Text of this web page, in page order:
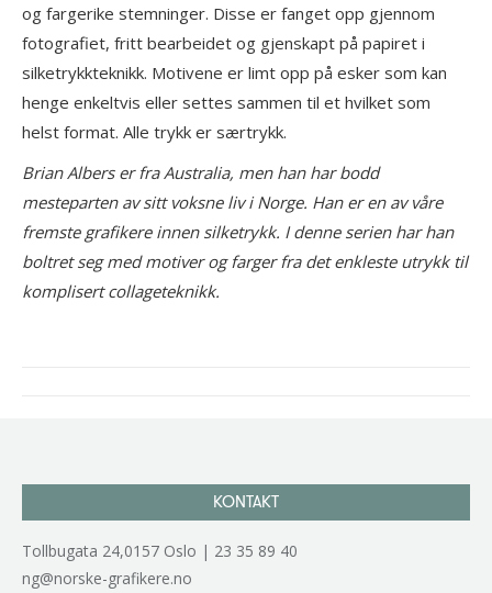
og fargerike stemninger. Disse er fanget opp gjennom
fotografiet, fritt bearbeidet og gjenskapt på papiret i
silketrykkteknikk. Motivene er limt opp på esker som kan
henge enkeltvis eller settes sammen til et hvilket som
helst format. Alle trykk er særtrykk.
Brian Albers er fra Australia, men han har bodd
mesteparten av sitt voksne liv i Norge. Han er en av våre
fremste grafikere innen silketrykk. I denne serien har han
boltret seg med motiver og farger fra det enkleste utrykk til
komplisert collageteknikk.
KONTAKT
Tollbugata 24,0157 Oslo | 23 35 89 40
ng@norske-grafikere.no